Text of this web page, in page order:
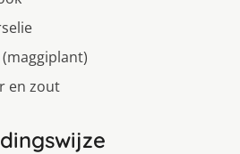
(maggiplant)
en zout